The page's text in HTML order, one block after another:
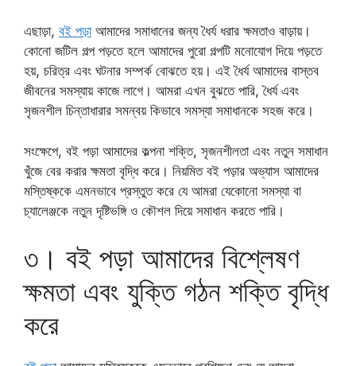
এছাড়া, বই পড়াআমাদের সমাধানের জন্য ধৈর্য ধরার ক্ষমতাও বাড়ায়।
কোনো জটিল গল্প পড়তে হলে আমাদের পুরো গল্পটি মনোযোগ দিয়ে পড়তে
হয়, চরিত্র এবং ঘটনার সম্পর্ক বোঝতে হয়। এই ধৈর্য আমাদের বাস্তব
জীবনের সমস্যায় কাজে লাগে। আমরা এখন বুঝতে পারি, ধৈর্য এবং
সৃজনশীল চিন্তাধারার সমন্বয় কিভাবে সমস্যা সমাধানকে সহজ করে।
সংক্ষেপে, বই পড়া আমাদের কল্পনা শক্তি, সৃজনশীলতা এবং নতুন সমাধান
খুঁজে বের করার ক্ষমতা বৃদ্ধি করে। নিয়মিত বই পড়ার অভ্যাস আমাদের
মস্তিষ্ককে এমনভাবে প্রস্তুত করে যে আমরা যেকোনো সমস্যা বা
চ্যালেঞ্জকে নতুন দৃষ্টিভঙ্গি ও কৌশল দিয়ে সমাধান করতে পারি।
৩। বই পড়া আমাদের বিশ্লেষণ
ক্ষমতা এবং যুক্তি গঠন শক্তি বৃদ্ধি
করে